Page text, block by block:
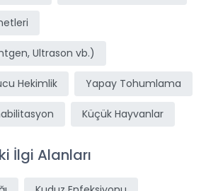
Ultrason vb.)
Hekimlik Yapay Tohumlama
Küçük Hayvanlar
İlgi Alanları